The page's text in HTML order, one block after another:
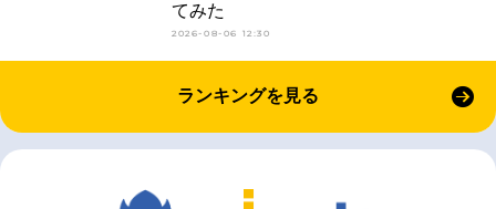
てみた
2026-08-06 12:30
ランキングを見る